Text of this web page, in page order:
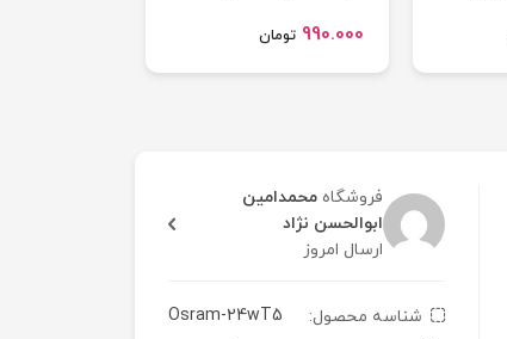
تومان990.000
فروشگاه محمدامین
ابوالحسن نژاد
ارسال امروز
شناسه محصول:
Osram-24wT5